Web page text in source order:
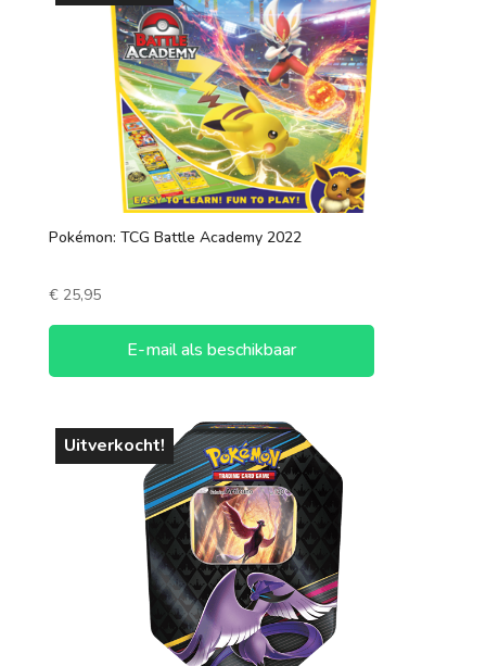
Pokémon: TCG Battle Academy 2022
€25,95
E-mail als beschikbaar
Uitverkocht!